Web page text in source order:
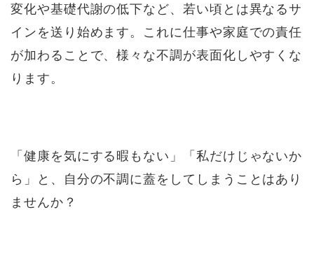
変化や基礎代謝の低下など、若い頃とは異なるサ
インを送り始めます。これに仕事や家庭での責任
が加わることで、様々な不調が表面化しやすくな
ります。
「健康を気にする暇もない」「私だけじゃないか
ら」と、自分の不調に蓋をしてしまうことはあり
ませんか？